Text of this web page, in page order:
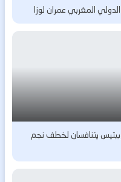
المغربي عمران لوزا
يتنافسان لخطف نجم